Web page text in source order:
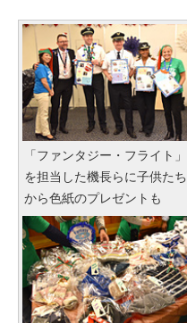
「ファンタジー・フライト」
を担当した機長らに子供たち
から色紙のプレゼントも